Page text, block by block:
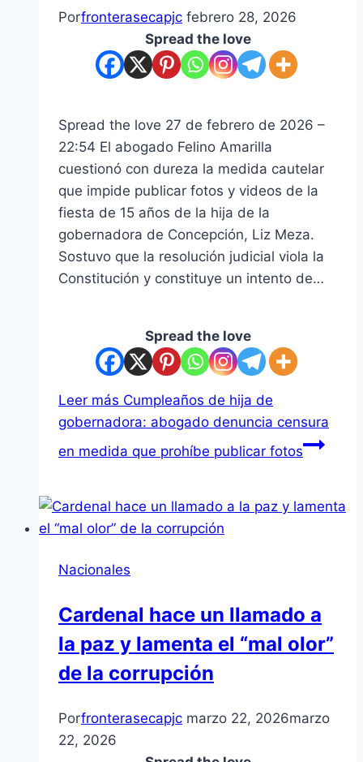
Porfronterasecapjc febrero 28, 2026
Spread the love
Spread the love 27 de febrero de 2026 –
22:54 El abogado Felino Amarilla
cuestionó con dureza la medida cautelar
que impide publicar fotos y videos de la
fiesta de 15 años de la hija de la
gobernadora de Concepción, Liz Meza.
Sostuvo que la resolución judicial viola la
Constitución y constituye un intento de…
Spread the love
Leer más Cumpleaños de hija de
gobernadora: abogado denuncia censura
en medida que prohíbe publicar fotos
Nacionales
Cardenal hace un llamado a
la paz y lamenta el “mal olor”
de la corrupción
Porfronterasecapjc marzo 22, 2026marzo
22, 2026